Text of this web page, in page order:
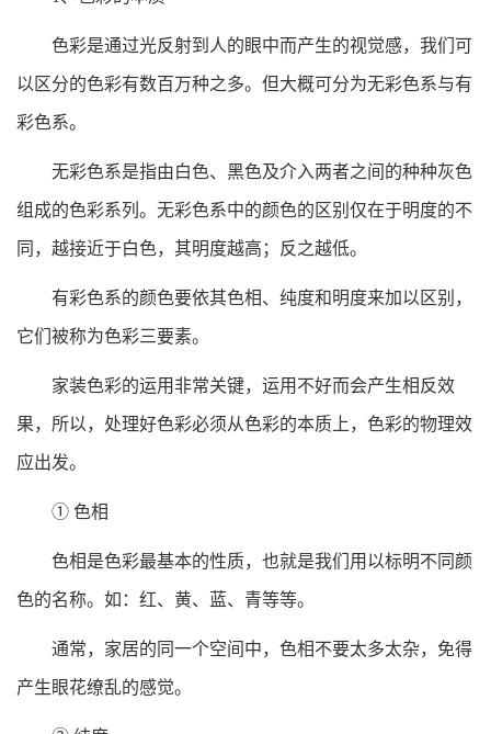
色彩是通过光反射到人的眼中而产生的视觉感，我们可
以区分的色彩有数百万种之多。但大概可分为无彩色系与有
彩色系。
无彩色系是指由白色、黑色及介入两者之间的种种灰色
组成的色彩系列。无彩色系中的颜色的区别仅在于明度的不
同，越接近于白色，其明度越高；反之越低。
有彩色系的颜色要依其色相、纯度和明度来加以区别，
它们被称为色彩三要素。
家装色彩的运用非常关键，运用不好而会产生相反效
果，所以，处理好色彩必须从色彩的本质上，色彩的物理效
应出发。
① 色相
色相是色彩最基本的性质，也就是我们用以标明不同颜
色的名称。如：红、黄、蓝、青等等。
通常，家居的同一个空间中，色相不要太多太杂，免得
产生眼花缭乱的感觉。